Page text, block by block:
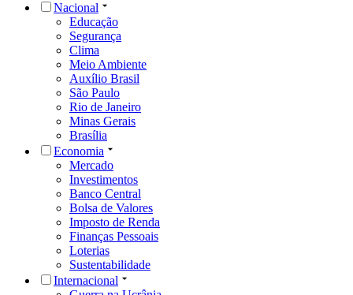
Nacional
Educação
Segurança
Clima
Meio Ambiente
Auxílio Brasil
São Paulo
Rio de Janeiro
Minas Gerais
Brasília
Economia
Mercado
Investimentos
Banco Central
Bolsa de Valores
Imposto de Renda
Finanças Pessoais
Loterias
Sustentabilidade
Internacional